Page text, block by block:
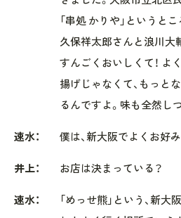
「串処 かりや」というと
久保祥太郎さんと浪川大
すんごくおいしくて！ よ
揚げじゃなくて、もっと
るんですよ。味も全然し
速水： 僕は、新大阪でよくお好
井上： お店は決まっている？
速水：
「めっせ熊」という、新